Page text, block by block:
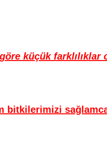
küçük
bitkilerimizi